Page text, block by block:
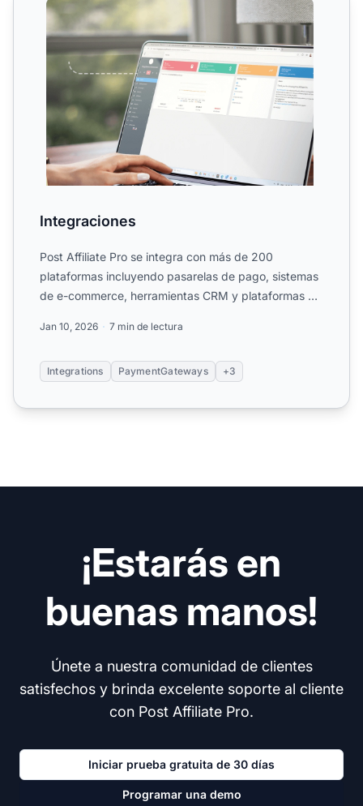
Integraciones
Post Affiliate Pro se integra con más de 200
plataformas incluyendo pasarelas de pago, sistemas
de e-commerce, herramientas CRM y plataformas de
Jan 10, 2026 7 min de lectura
Integrations PaymentGateways +3
¡Estarás en
buenas manos!
Únete a nuestra comunidad de clientes
satisfechos y brinda excelente soporte al cliente
con Post Affiliate Pro.
Iniciar prueba gratuita de 30 días
Programar una demo